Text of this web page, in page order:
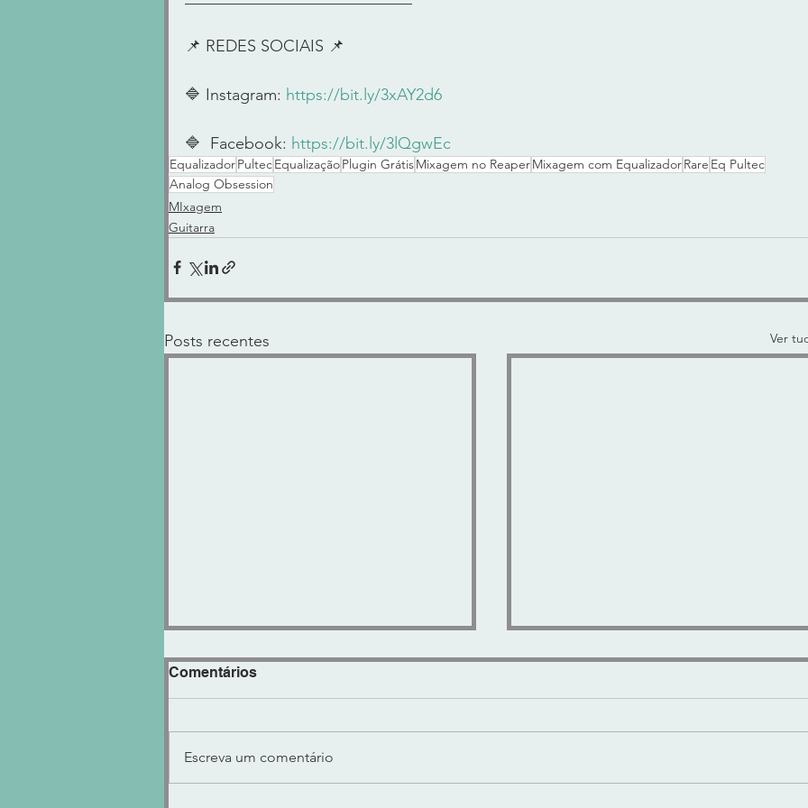
📌 REDES SOCIAIS 📌
🔷 Instagram: https://bit.ly/3xAY2d6
🔷  Facebook: https://bit.ly/3lQgwEc
EqualizadorPultecEqualizaçãoPlugin GrátisMixagem no ReaperMixagem com EqualizadorRare Eq Pultec
Analog Obsession
MIxagem
Guitarra
Posts recentes Ver
Comentários
Escreva um comentário